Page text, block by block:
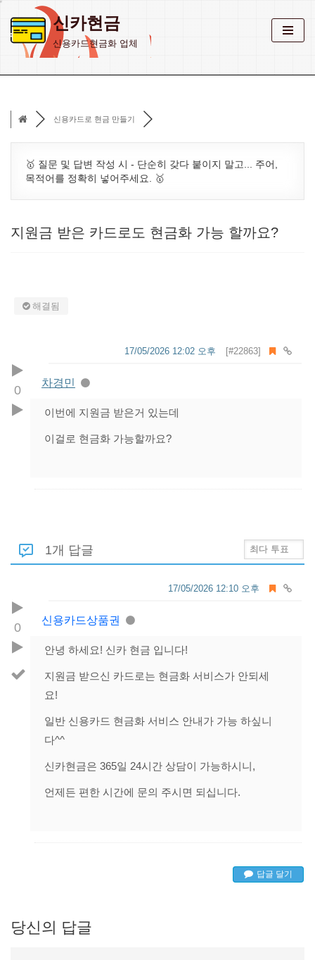
콘
너
신카현금
신용카드현금화 업체
신용카드로 현금 만들기
🥇 질문 및 답변 작성 시 - 단순히 갖다 붙이지 말고... 주어,
목적어를 정확히 넣어주세요. 🥇
지원금 받은 카드로도 현금화 가능 할까요?
해결됨
0
[#22863]
17/05/2026 12:02 오후
차경민
이번에 지원금 받은거 있는데
이걸로 현금화 가능할까요?
1개 답글
0
17/05/2026 12:10 오후
신용카드상품권
안녕 하세요! 신카 현금 입니다!
지원금 받으신 카드로는 현금화 서비스가 안되세
요!
일반 신용카드 현금화 서비스 안내가 가능 하싶니
다^^
신카현금은 365일 24시간 상담이 가능하시니,
언제든 편한 시간에 문의 주시면 되십니다.
답글 달기
당신의 답글